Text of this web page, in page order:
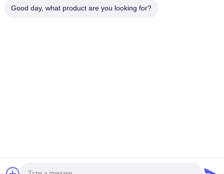
Good day, what product are you looking for?